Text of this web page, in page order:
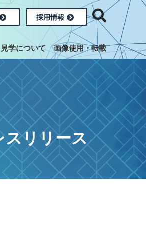
採用情報
見学について 画像使用・転載
スリリース